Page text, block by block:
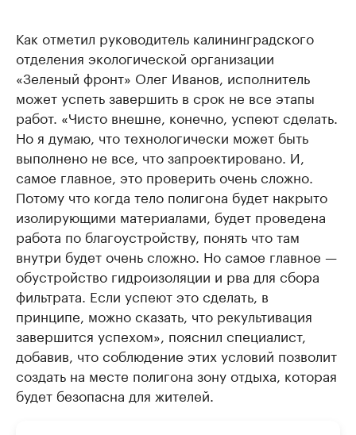
Как отметил руководитель калининградского
отделения экологической организации
«Зеленый фронт» Олег Иванов, исполнитель
может успеть завершить в срок не все этапы
работ. «Чисто внешне, конечно, успеют сделать.
Но я думаю, что технологически может быть
выполнено не все, что запроектировано. И,
самое главное, это проверить очень сложно.
Потому что когда тело полигона будет накрыто
изолирующими материалами, будет проведена
работа по благоустройству, понять что там
внутри будет очень сложно. Но самое главное —
обустройство гидроизоляции и рва для сбора
фильтрата. Если успеют это сделать, в
принципе, можно сказать, что рекультивация
завершится успехом», пояснил специалист,
добавив, что соблюдение этих условий позволит
создать на месте полигона зону отдыха, которая
будет безопасна для жителей.